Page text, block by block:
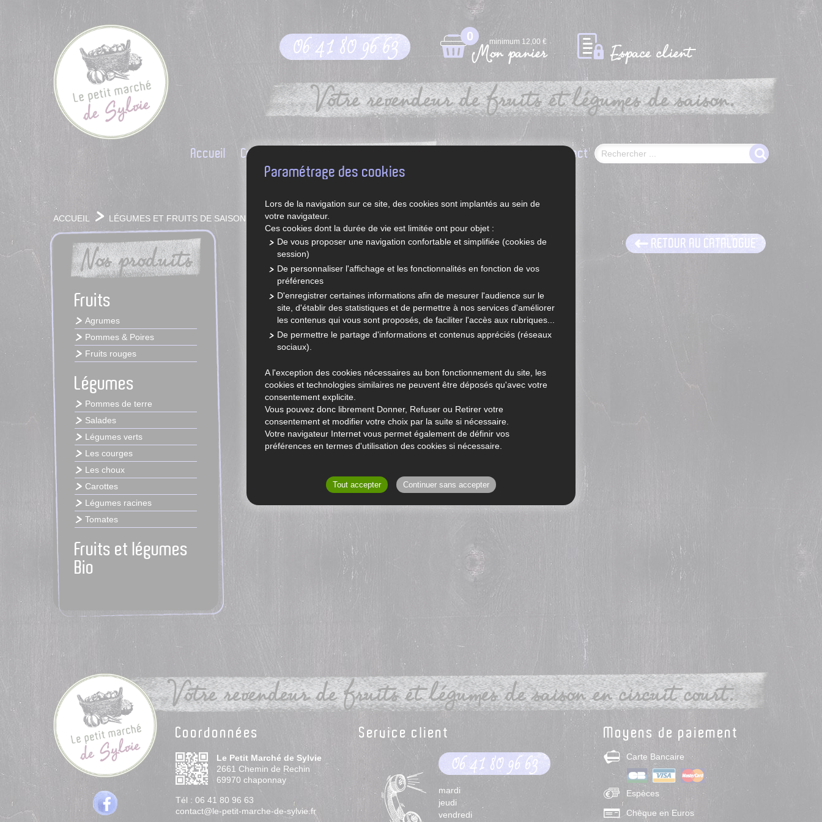
06 41 80 96 63
0 minimum 12,00 €
Mon panier Espace client
Votre revendeur de fruits et légumes de saison.
Accueil Concept Contact
ACCUEIL LÉGUMES ET FRUITS DE SAISON
Nos produits
Fruits
Agrumes
Pommes & Poires
Fruits rouges
Légumes
Pommes de terre
Salades
Légumes verts
Les courges
Les choux
Carottes
Légumes racines
Tomates
Fruits et légumes
Bio
RETOUR AU CATALOGUE
Votre revendeur de fruits et légumes de saison en circuit court.
Coordonnées
Le Petit Marché de Sylvie
2661 Chemin de Rechin
69970 chaponnay
Tél : 06 41 80 96 63
contact@le-petit-marche-de-sylvie.fr
Service client
06 41 80 96 63
mardi
jeudi
vendredi
Moyens de paiement
Carte Bancaire
Espèces
Chèque en Euros
Paramétrage des cookies
Lors de la navigation sur ce site, des cookies sont implantés au sein de
votre navigateur.
Ces cookies dont la durée de vie est limitée ont pour objet :
De vous proposer une navigation confortable et simplifiée (cookies de
session)
De personnaliser l'affichage et les fonctionnalités en fonction de vos
préférences
D'enregistrer certaines informations afin de mesurer l'audience sur le
site, d'établir des statistiques et de permettre à nos services d'améliorer
les contenus qui vous sont proposés, de faciliter l'accès aux rubriques...
De permettre le partage d'informations et contenus appréciés (réseaux
sociaux).
A l'exception des cookies nécessaires au bon fonctionnement du site, les
cookies et technologies similaires ne peuvent être déposés qu'avec votre
consentement explicite.
Vous pouvez donc librement Donner, Refuser ou Retirer votre
consentement et modifier votre choix par la suite si nécessaire.
Votre navigateur Internet vous permet également de définir vos
préférences en termes d'utilisation des cookies si nécessaire.
Tout accepter Continuer sans accepter